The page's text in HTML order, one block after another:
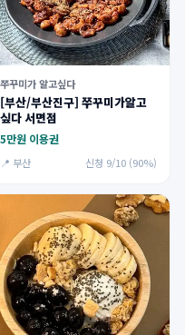
쭈꾸미가 알고싶다
[부산/부산진구] 쭈꾸미가알고
싶다 서면점
5만원 이용권
📍 부산 신청 9/10 (90%)